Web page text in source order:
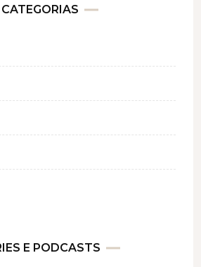
CATEGORIAS
E PODCASTS